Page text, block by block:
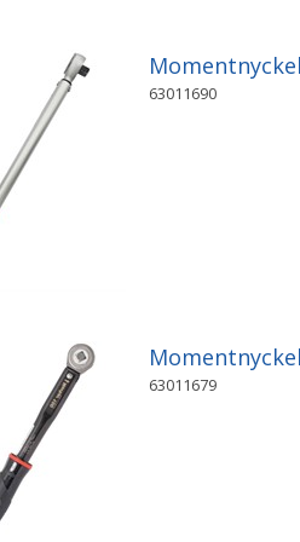
63011690
63011679